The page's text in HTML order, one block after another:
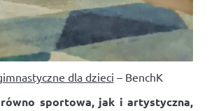
dla dzieci – BenchK
sportowa, jak i artystyczna,